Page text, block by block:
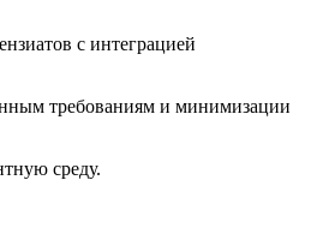
с интеграцией
требованиям и минимизации
среду.